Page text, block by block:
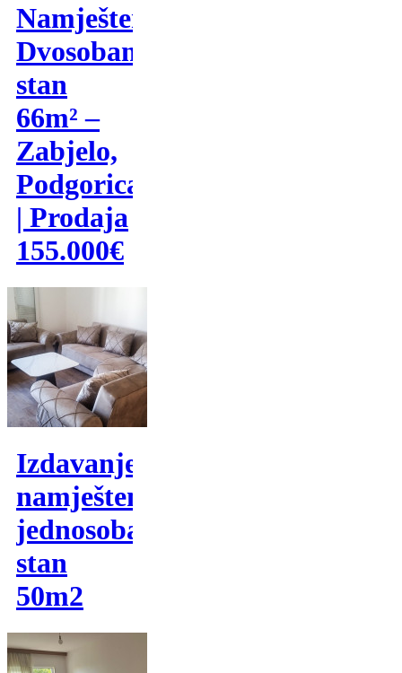
Namješten
Dvosoban
stan
66m² –
Zabjelo,
Podgorica
| Prodaja
155.000€
Izdavanje,
namješten
jednosoban
stan
50m2